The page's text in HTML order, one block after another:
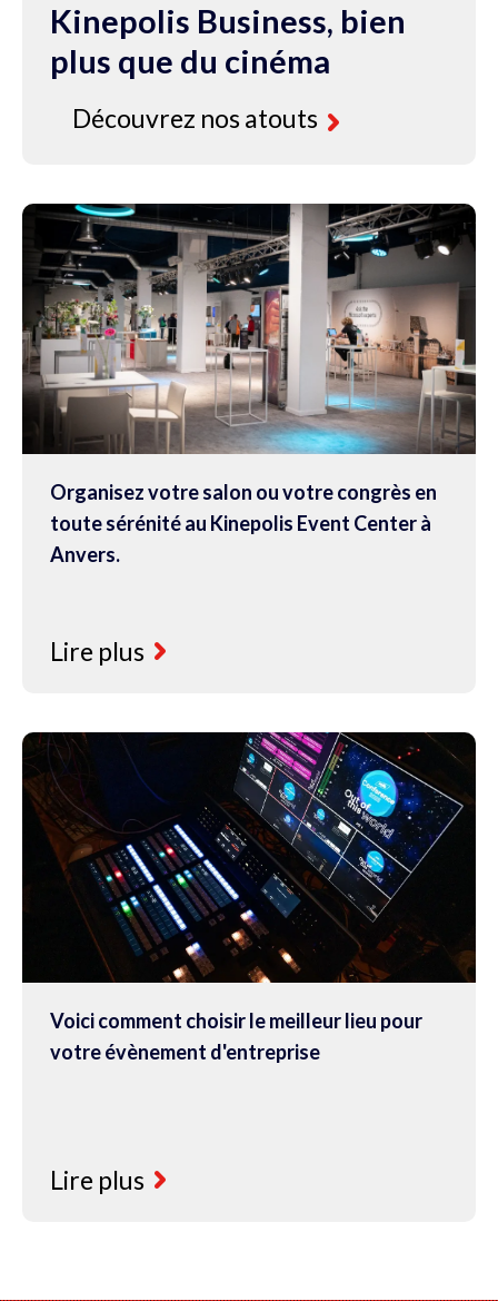
Kinepolis Business, bien
plus que du cinéma
Découvrez nos atouts
Organisez votre salon ou votre congrès en
toute sérénité au Kinepolis Event Center à
Anvers.
Lire plus
Voici comment choisir le meilleur lieu pour
votre évènement d'entreprise
Lire plus